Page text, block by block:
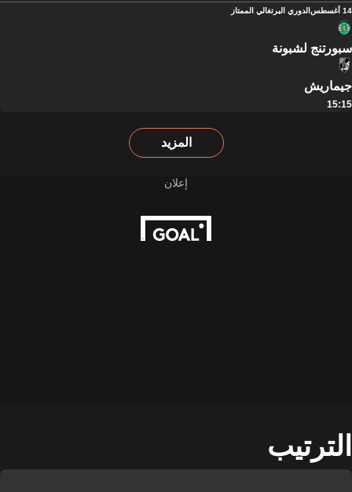
14 أغسطس الدوري البرتغالي الممتاز
سبورتنج لشبونة
جيماريش
15:15
المزيد
الترتيب